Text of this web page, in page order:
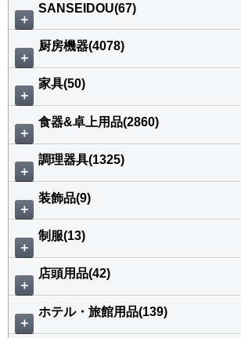
＋
SANSEIDOU(67)
＋
厨房機器(4078)
＋
家具(50)
＋
食器&卓上用品(2860)
＋
調理器具(1325)
＋
装飾品(9)
＋
制服(13)
＋
店頭用品(42)
＋
ホテル・旅館用品(139)